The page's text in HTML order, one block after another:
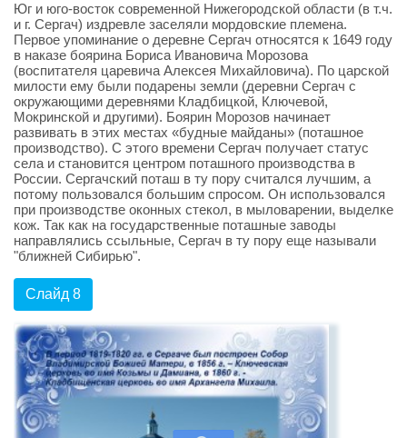
Юг и юго-восток современной Нижегородской области (в т.ч.
и г. Сергач) издревле заселяли мордовские племена.
Первое упоминание о деревне Сергач относятся к 1649 году
в наказе боярина Бориса Ивановича Морозова
(воспитателя царевича Алексея Михайловича). По царской
милости ему были подарены земли (деревни Сергач с
окружающими деревнями Кладбицкой, Ключевой,
Мокринской и другими). Боярин Морозов начинает
развивать в этих местах «будные майданы» (поташное
производство). С этого времени Сергач получает статус
села и становится центром поташного производства в
России. Сергачский поташ в ту пору считался лучшим, а
потому пользовался большим спросом. Он использовался
при производстве оконных стекол, в мыловарении, выделке
кож. Так как на государственные поташные заводы
направлялись ссыльные, Сергач в ту пору еще называли
"ближней Сибирью".
Слайд 8